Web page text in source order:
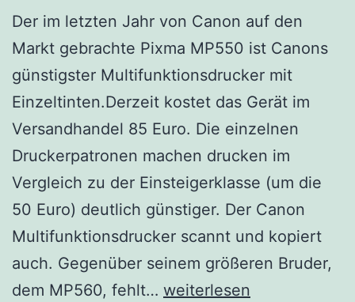
Der im letzten Jahr von Canon auf den
Markt gebrachte Pixma MP550 ist Canons
günstigster Multifunktionsdrucker mit
Einzeltinten.Derzeit kostet das Gerät im
Versandhandel 85 Euro. Die einzelnen
Druckerpatronen machen drucken im
Vergleich zu der Einsteigerklasse (um die
50 Euro) deutlich günstiger. Der Canon
Multifunktionsdrucker scannt und kopiert
auch. Gegenüber seinem größeren Bruder,
dem MP560, fehlt… Canon
weiterlesen